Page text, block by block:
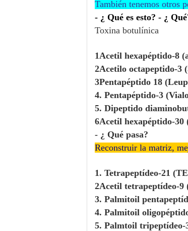
También tenemos otros
- ¿ Qué es esto? - ¿
Toxina botulínica
1Acetil hexapéptido-8
2Acetilo octapeptido-3
3Pentapéptido 18
4. Pentapéptido-3
5. Dipeptido
6Acetil hexapéptido-30
- ¿ Qué pasa?
Reconstruir la matriz,
1. Tetrapeptídeo-21
2Acetil tetrapeptídeo-9
3. Palmitoil
4. Palmitoil
5. Palmtoil